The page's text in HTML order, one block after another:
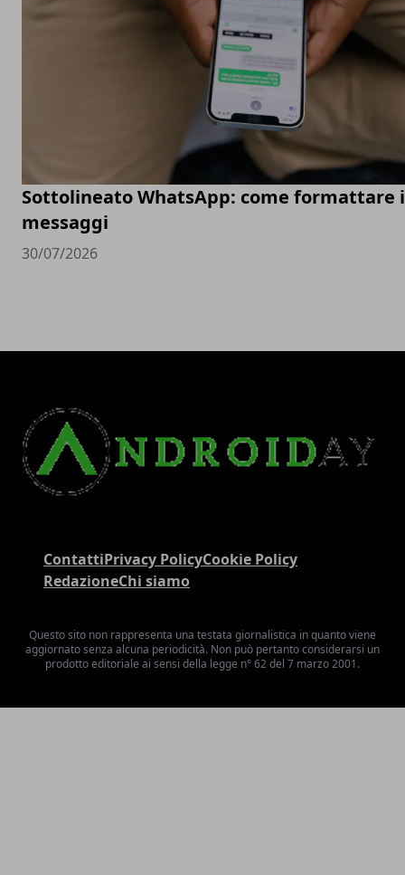
Sottolineato WhatsApp: come formattare i
messaggi
30/07/2026
ContattiPrivacy PolicyCookie Policy
RedazioneChi siamo
Questo sito non rappresenta una testata giornalistica in quanto viene
aggiornato senza alcuna periodicità. Non può pertanto considerarsi un
prodotto editoriale ai sensi della legge n° 62 del 7 marzo 2001.